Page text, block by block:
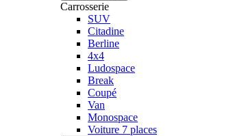
Carrosserie
SUV
Citadine
Berline
4x4
Ludospace
Break
Coupé
Van
Monospace
Voiture 7 places